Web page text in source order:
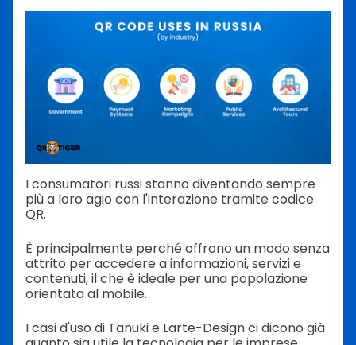
I consumatori russi stanno diventando sempre
più a loro agio con l'interazione tramite codice
QR.
È principalmente perché offrono un modo senza
attrito per accedere a informazioni, servizi e
contenuti, il che è ideale per una popolazione
orientata al mobile.
I casi d'uso di Tanuki e Larte-Design ci dicono già